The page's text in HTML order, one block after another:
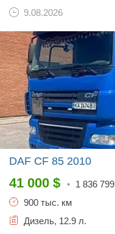
9.08.2026
DAF CF 85 2010
41 000 $ • 1 836 799
900 тыс. км
Дизель, 12.9 л.